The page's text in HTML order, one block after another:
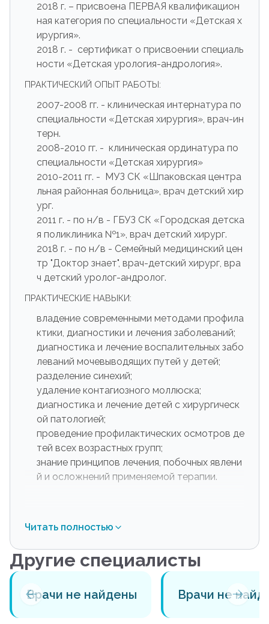
2018 г. – присвоена ПЕРВАЯ квалификацион
ная категория по специальности «Детская х
ирургия».
2018 г. - сертификат о присвоении специаль
ности «Детская урология-андрология».
ПРАКТИЧЕСКИЙ ОПЫТ РАБОТЫ:
2007-2008 гг. - клиническая интернатура по
специальности «Детская хирургия», врач-ин
терн.
2008-2010 гг. - клиническая ординатура по
специальности «Детская хирургия»
2010-2011 гг. - МУЗ СК «Шпаковская центра
льная районная больница», врач детский хир
ург.
2011 г. - по н/в - ГБУЗ СК «Городская детска
я поликлиника №1», врач детский хирург.
2018 г. - по н/в - Семейный медицинский цен
тр "Доктор знает", врач-детский хирург, вра
ч детский уролог-андролог.
ПРАКТИЧЕСКИЕ НАВЫКИ:
владение современными методами профила
ктики, диагностики и лечения заболеваний;
диагностика и лечение воспалительных забо
леваний мочевыводящих путей у детей;
разделение синехий;
удаление контагиозного моллюска;
диагностика и лечение детей с хирургическ
ой патологией;
проведение профилактических осмотров де
тей всех возрастных групп;
знание принципов лечения, побочных явлени
й и осложнений применяемой терапии.
Читать полностью
Другие специалисты
Врачи не найдены Врачи не